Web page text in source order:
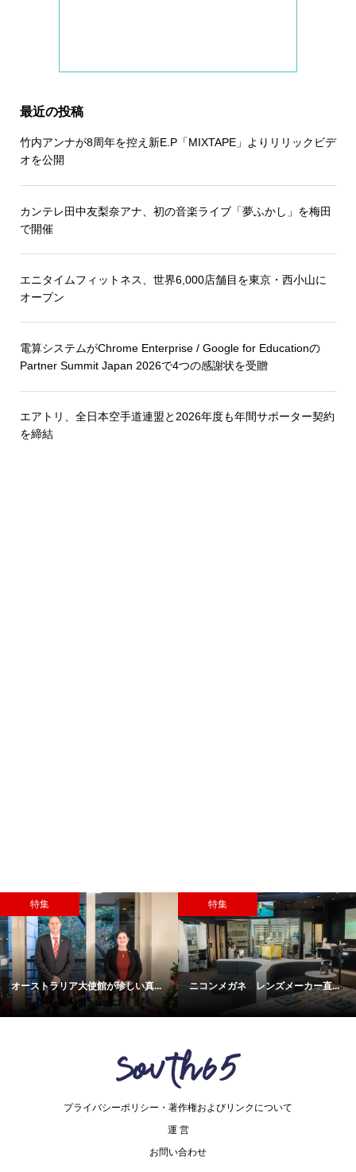
最近の投稿
竹内アンナが8周年を控え新E.P「MIXTAPE」よりリリックビデ
オを公開
カンテレ田中友梨奈アナ、初の音楽ライブ「夢ふかし」を梅田
で開催
エニタイムフィットネス、世界6,000店舗目を東京・西小山に
オープン
電算システムがChrome Enterprise / Google for Educationの
Partner Summit Japan 2026で4つの感謝状を受贈
エアトリ、全日本空手道連盟と2026年度も年間サポーター契約
を締結
使館が珍しい真...
特集
ニコンメガネ レンズメーカー直...
特集
伝統産業の価
プライバシーポリシー・著作権およびリンクについて
運 営
お問い合わせ